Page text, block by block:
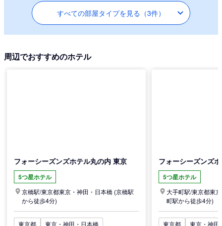
すべての部屋タイプを見る（3件）
周辺でおすすめのホテル
フォーシーズンズホテル丸の内 東京
5つ星ホテル
京橋駅/東京都東京・神田・日本橋 (京橋駅
から徒歩4分)
東京都 東京・神田・日本橋
フォーシーズンズ
5つ星ホテル
大手町駅/東京都東
町駅から徒歩4分)
東京都 東京・神田